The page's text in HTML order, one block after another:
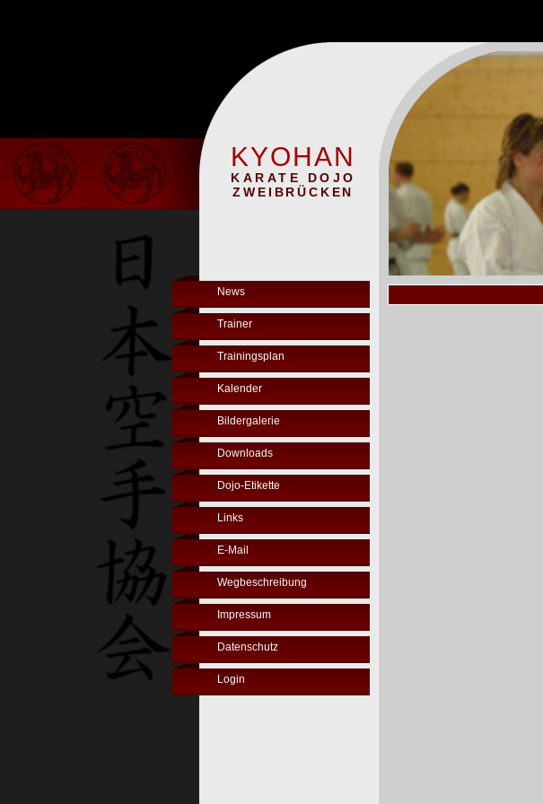
KYOHAN
KARATE DOJO
ZWEIBRÜCKEN
News
Trainer
Trainingsplan
Kalender
Bildergalerie
Downloads
Dojo-Etikette
Links
E-Mail
Wegbeschreibung
Impressum
Datenschutz
Login